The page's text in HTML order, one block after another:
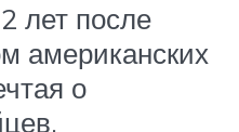
лет после
американских
о